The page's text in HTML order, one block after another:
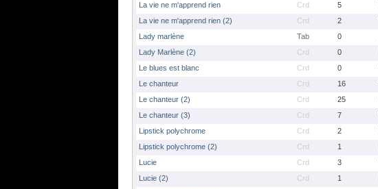
La vie ne m'apprend rien
Crd 5
La vie ne m'apprend rien (2)
Crd 2
Lady marlène
Tab 0
Lady Marlène (2)
Crd 0
Le blues est blanc
Crd 0
Le chanteur
Crd 16
Le chanteur (2)
Crd 25
Le chanteur (3)
Crd 7
Lipstick polychrome
Crd 2
Lipstick polychrome (2)
Crd 1
Lucie
Crd 3
Lucie (2)
Crd 1